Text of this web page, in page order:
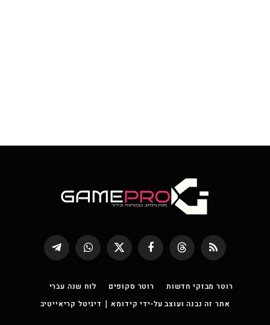
RSS
Threads פייסבוק
X
(טוויטר)
WhatsApp
Telegram
רוטר מבזקי חדשות רוטר סקופים
לוח שנה עברי
אתר זה נבנה ועוצב על-ידי קידומא | דיגיטל קריאייטיב